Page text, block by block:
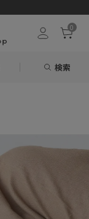
0
検索